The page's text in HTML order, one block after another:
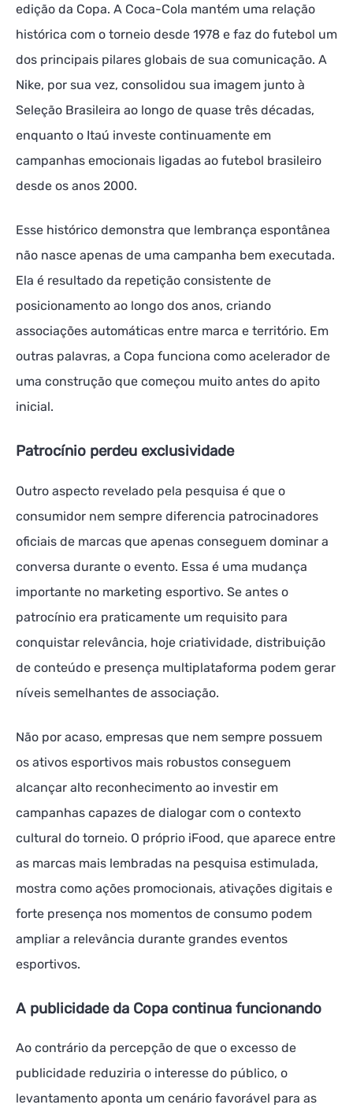
edição da Copa. A Coca-Cola mantém uma relação
histórica com o torneio desde 1978 e faz do futebol um
dos principais pilares globais de sua comunicação. A
Nike, por sua vez, consolidou sua imagem junto à
Seleção Brasileira ao longo de quase três décadas,
enquanto o Itaú investe continuamente em
campanhas emocionais ligadas ao futebol brasileiro
desde os anos 2000.
Esse histórico demonstra que lembrança espontânea
não nasce apenas de uma campanha bem executada.
Ela é resultado da repetição consistente de
posicionamento ao longo dos anos, criando
associações automáticas entre marca e território. Em
outras palavras, a Copa funciona como acelerador de
uma construção que começou muito antes do apito
inicial.
Patrocínio perdeu exclusividade
Outro aspecto revelado pela pesquisa é que o
consumidor nem sempre diferencia patrocinadores
oficiais de marcas que apenas conseguem dominar a
conversa durante o evento. Essa é uma mudança
importante no marketing esportivo. Se antes o
patrocínio era praticamente um requisito para
conquistar relevância, hoje criatividade, distribuição
de conteúdo e presença multiplataforma podem gerar
níveis semelhantes de associação.
Não por acaso, empresas que nem sempre possuem
os ativos esportivos mais robustos conseguem
alcançar alto reconhecimento ao investir em
campanhas capazes de dialogar com o contexto
cultural do torneio. O próprio iFood, que aparece entre
as marcas mais lembradas na pesquisa estimulada,
mostra como ações promocionais, ativações digitais e
forte presença nos momentos de consumo podem
ampliar a relevância durante grandes eventos
esportivos.
A publicidade da Copa continua funcionando
Ao contrário da percepção de que o excesso de
publicidade reduziria o interesse do público, o
levantamento aponta um cenário favorável para as